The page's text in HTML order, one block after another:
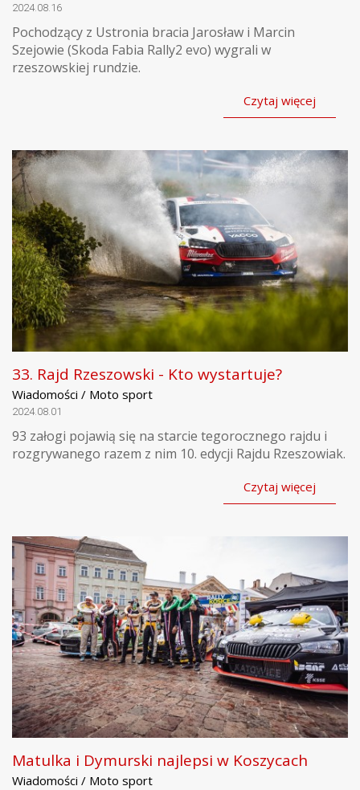
2024.08.16
Pochodzący z Ustronia bracia Jarosław i Marcin
Szejowie (Skoda Fabia Rally2 evo) wygrali w
rzeszowskiej rundzie.
Czytaj więcej
33. Rajd Rzeszowski - Kto wystartuje?
Wiadomości / Moto sport
2024.08.01
93 załogi pojawią się na starcie tegorocznego rajdu i
rozgrywanego razem z nim 10. edycji Rajdu Rzeszowiak.
Czytaj więcej
Matulka i Dymurski najlepsi w Koszycach
Wiadomości / Moto sport